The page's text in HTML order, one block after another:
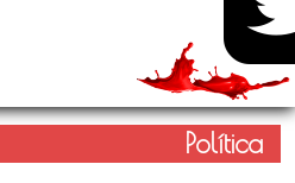
Política